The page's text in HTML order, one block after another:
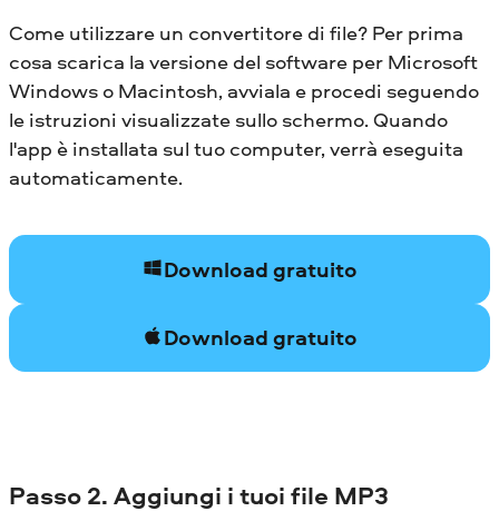
Come utilizzare un convertitore di file? Per prima
cosa scarica la versione del software per Microsoft
Windows o Macintosh, avviala e procedi seguendo
le istruzioni visualizzate sullo schermo. Quando
l'app è installata sul tuo computer, verrà eseguita
automaticamente.
Download gratuito
Download gratuito
Passo 2. Aggiungi i tuoi file MP3